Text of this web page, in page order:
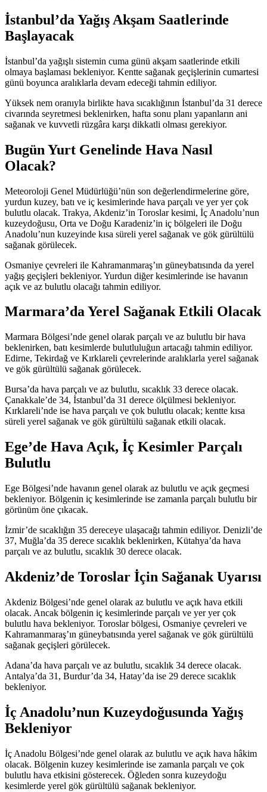
İstanbul’da Yağış Akşam Saatlerinde
Başlayacak
İstanbul’da yağışlı sistemin cuma günü akşam saatlerinde etkili
olmaya başlaması bekleniyor. Kentte sağanak geçişlerinin cumartesi
günü boyunca aralıklarla devam edeceği tahmin ediliyor.
Yüksek nem oranıyla birlikte hava sıcaklığının İstanbul’da 31 derece
civarında seyretmesi beklenirken, hafta sonu planı yapanların ani
sağanak ve kuvvetli rüzgâra karşı dikkatli olması gerekiyor.
Bugün Yurt Genelinde Hava Nasıl
Olacak?
Meteoroloji Genel Müdürlüğü’nün son değerlendirmelerine göre,
yurdun kuzey, batı ve iç kesimlerinde hava parçalı ve yer yer çok
bulutlu olacak. Trakya, Akdeniz’in Toroslar kesimi, İç Anadolu’nun
kuzeydoğusu, Orta ve Doğu Karadeniz’in iç bölgeleri ile Doğu
Anadolu’nun kuzeyinde kısa süreli yerel sağanak ve gök gürültülü
sağanak görülecek.
Osmaniye çevreleri ile Kahramanmaraş’ın güneybatısında da yerel
yağış geçişleri bekleniyor. Yurdun diğer kesimlerinde ise havanın
açık ve az bulutlu olacağı tahmin ediliyor.
Marmara’da Yerel Sağanak Etkili Olacak
Marmara Bölgesi’nde genel olarak parçalı ve az bulutlu bir hava
beklenirken, batı kesimlerde bulutluluğun artacağı tahmin ediliyor.
Edirne, Tekirdağ ve Kırklareli çevrelerinde aralıklarla yerel sağanak
ve gök gürültülü sağanak görülecek.
Bursa’da hava parçalı ve az bulutlu, sıcaklık 33 derece olacak.
Çanakkale’de 34, İstanbul’da 31 derece ölçülmesi bekleniyor.
Kırklareli’nde ise hava parçalı ve çok bulutlu olacak; kentte kısa
süreli yerel sağanak ve gök gürültülü sağanak etkili olacak.
Ege’de Hava Açık, İç Kesimler Parçalı
Bulutlu
Ege Bölgesi’nde havanın genel olarak az bulutlu ve açık geçmesi
bekleniyor. Bölgenin iç kesimlerinde ise zamanla parçalı bulutlu bir
görünüm öne çıkacak.
İzmir’de sıcaklığın 35 dereceye ulaşacağı tahmin ediliyor. Denizli’de
37, Muğla’da 35 derece sıcaklık beklenirken, Kütahya’da hava
parçalı ve az bulutlu, sıcaklık 30 derece olacak.
Akdeniz’de Toroslar İçin Sağanak Uyarısı
Akdeniz Bölgesi’nde genel olarak az bulutlu ve açık hava etkili
olacak. Ancak bölgenin iç kesimlerinde parçalı ve yer yer çok
bulutlu hava bekleniyor. Toroslar bölgesi, Osmaniye çevreleri ve
Kahramanmaraş’ın güneybatısında yerel sağanak ve gök gürültülü
sağanak geçişleri görülecek.
Adana’da hava parçalı ve az bulutlu, sıcaklık 34 derece olacak.
Antalya’da 31, Burdur’da 34, Hatay’da ise 29 derece sıcaklık
bekleniyor.
İç Anadolu’nun Kuzeydoğusunda Yağış
Bekleniyor
İç Anadolu Bölgesi’nde genel olarak az bulutlu ve açık hava hâkim
olacak. Bölgenin kuzey kesimlerinde ise zamanla parçalı ve çok
bulutlu hava etkisini gösterecek. Öğleden sonra kuzeydoğu
kesimlerde yerel gök gürültülü sağanak bekleniyor.